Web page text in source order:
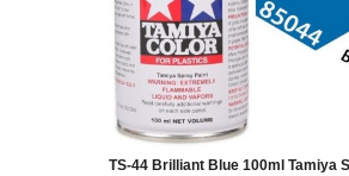
TS-44 Brilliant Blue 100ml Tamiya